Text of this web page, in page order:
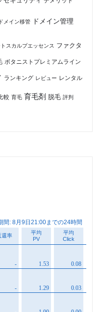
ドメイン移管 ドメイン管理
スカルプエッセンス ファクタ
ボタニストプレミアムライン
ランキング レビュー レンタル
較 育毛 育毛剤 脱毛 評判